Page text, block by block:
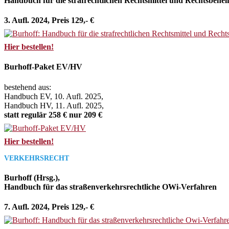
3. Aufl. 2024, Preis 129,- €
Hier bestellen!
Burhoff-Paket EV/HV
bestehend aus:
Handbuch EV, 10. Aufl. 2025,
Handbuch HV, 11. Aufl. 2025,
statt regulär 258 € nur 209 €
Hier bestellen!
VERKEHRSRECHT
Burhoff (Hrsg.),
Handbuch für das straßenverkehrsrechtliche OWi-Verfahren
7. Aufl. 2024, Preis 129,- €